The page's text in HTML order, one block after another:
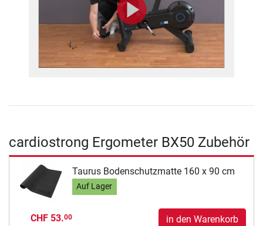
cardiostrong Ergometer BX50 Zubehör
Taurus Bodenschutzmatte 160 x 90 cm
Auf Lager
CHF 53.00 in den Warenkorb